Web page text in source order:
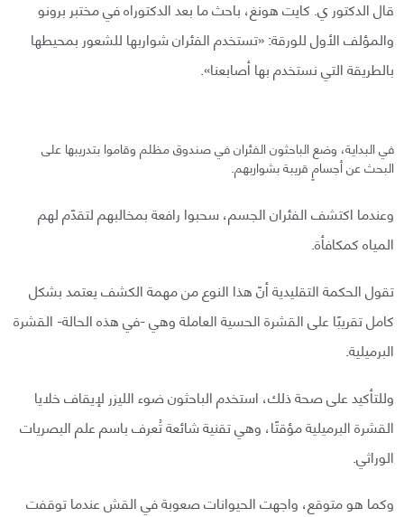
قال الدكتور ي. كايت هونغ، باحث ما بعد الدكتوراه في مختبر برونو
والمؤلف الأول للورقة: «تستخدم الفئران شواربها للشعور بمحيطها
بالطريقة التي نستخدم بها أصابعنا».
في البداية، وضع الباحثون الفئران في صندوق مظلم وقاموا بتدريبها على
البحث عن أجسامٍ قريبة بشواربهم.
وعندما اكتشف الفئران الجسم، سحبوا رافعة بمخالبهم لتقدّم لهم
المياه كمكافأة.
تقول الحكمة التقليدية أنّ هذا النوع من مهمة الكشف يعتمد بشكل
كامل تقريبًا على القشرة الحسية العاملة وهي -في هذه الحالة- القشرة
البرميلية.
وللتأكيد على صحة ذلك، استخدم الباحثون ضوء الليزر لإيقاف خلايا
القشرة البرميلية مؤقتًا، وهي تقنية شائعة تُعرف باسم علم البصريات
الوراثي.
وكما هو متوقع، واجهت الحيوانات صعوبة في القش عندما توقفت